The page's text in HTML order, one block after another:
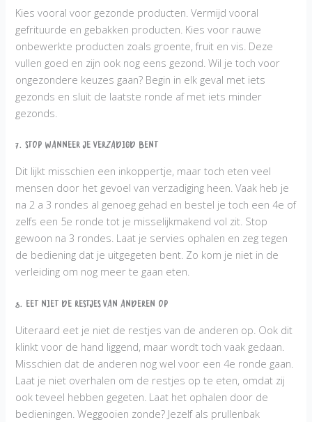
Kies vooral voor gezonde producten. Vermijd vooral
gefrituurde en gebakken producten. Kies voor rauwe
onbewerkte producten zoals groente, fruit en vis. Deze
vullen goed en zijn ook nog eens gezond. Wil je toch voor
ongezondere keuzes gaan? Begin in elk geval met iets
gezonds en sluit de laatste ronde af met iets minder
gezonds.
7. Stop wanneer je verzadigd bent
Dit lijkt misschien een inkoppertje, maar toch eten veel
mensen door het gevoel van verzadiging heen. Vaak heb je
na 2 a 3 rondes al genoeg gehad en bestel je toch een 4e of
zelfs een 5e ronde tot je misselijkmakend vol zit. Stop
gewoon na 3 rondes. Laat je servies ophalen en zeg tegen
de bediening dat je uitgegeten bent. Zo kom je niet in de
verleiding om nog meer te gaan eten.
8. Eet niet de restjes van anderen op
Uiteraard eet je niet de restjes van de anderen op. Ook dit
klinkt voor de hand liggend, maar wordt toch vaak gedaan.
Misschien dat de anderen nog wel voor een 4e ronde gaan.
Laat je niet overhalen om de restjes op te eten, omdat zij
ook teveel hebben gegeten. Laat het ophalen door de
bedieningen. Weggooien zonde? Jezelf als prullenbak